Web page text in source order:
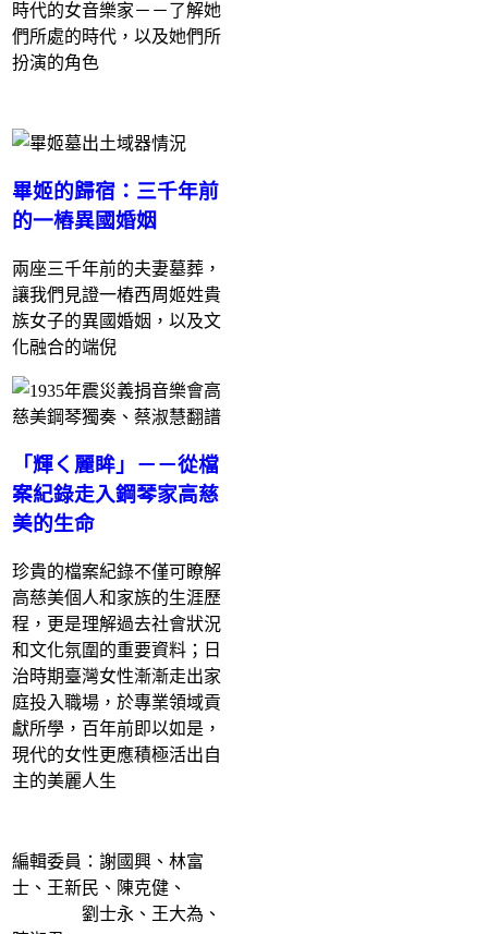
時代的女音樂家－－了解她
們所處的時代，以及她們所
扮演的角色
畢姬的歸宿：三千年前
的一樁異國婚姻
兩座三千年前的夫妻墓葬，
讓我們見證一樁西周姬姓貴
族女子的異國婚姻，以及文
化融合的端倪
「輝く麗眸」－－從檔
案紀錄走入鋼琴家高慈
美的生命
珍貴的檔案紀錄不僅可瞭解
高慈美個人和家族的生涯歷
程，更是理解過去社會狀況
和文化氛圍的重要資料；日
治時期臺灣女性漸漸走出家
庭投入職場，於專業領域貢
獻所學，百年前即以如是，
現代的女性更應積極活出自
主的美麗人生
編輯委員：謝國興、林富
士、王新民、陳克健、
劉士永、王大為、